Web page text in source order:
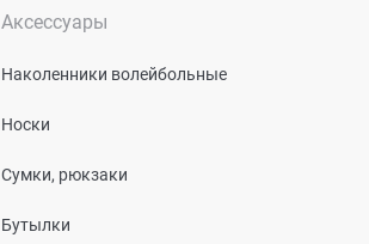
Аксессуары
Наколенники волейбольные
Носки
Сумки, рюкзаки
Бутылки